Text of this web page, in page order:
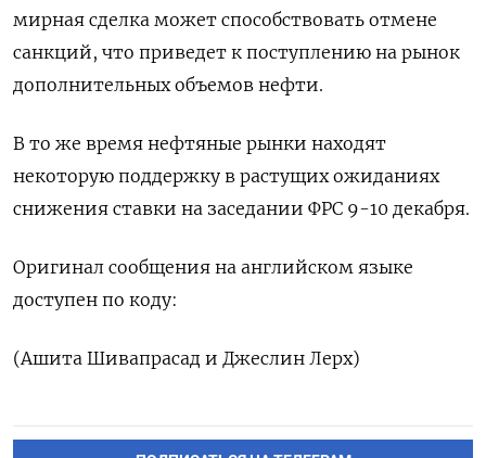
мирная сделка может способствовать отмене
санкций, что приведет к поступлению на рынок
дополнительных объемов нефти.
В то же время нефтяные рынки находят
некоторую поддержку в растущих ожиданиях
снижения ставки на заседании ФРС 9-10 декабря.
Оригинал сообщения на английском языке
доступен по коду:
(Ашита Шивапрасад и Джеслин Лерх)